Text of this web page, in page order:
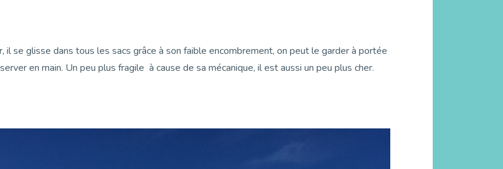
il se glisse dans tous les sacs grâce à son faible encombrement, on peut le garder à portée
en main. Un peu plus fragile à cause de sa mécanique, il est aussi un peu plus cher.